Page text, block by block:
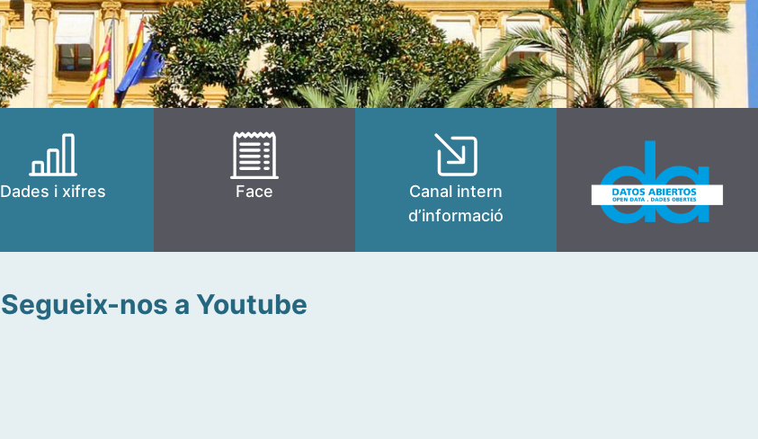
Dades i xifres Face
Canal intern
d’informació
Segueix-nos a Youtube